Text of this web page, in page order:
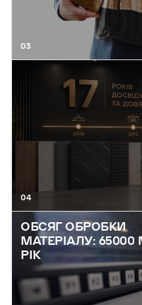
03
04
ОБСЯГ ОБРОБКИ
МАТЕРІАЛУ: 65000
РІК